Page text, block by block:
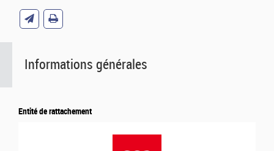
Informations générales
Entité de rattachement